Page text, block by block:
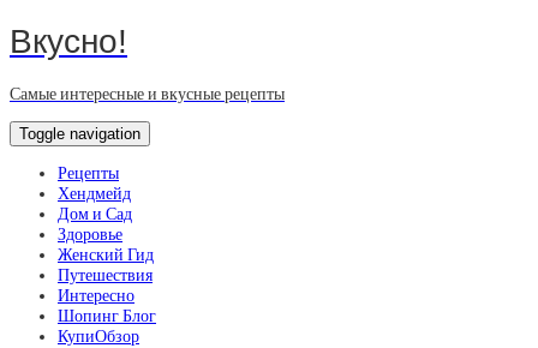
Вкусно!
Самые интересные и вкусные рецепты
Toggle navigation
Рецепты
Хендмейд
Дом и Сад
Здоровье
Женский Гид
Путешествия
Интересно
Шопинг Блог
КупиОбзор